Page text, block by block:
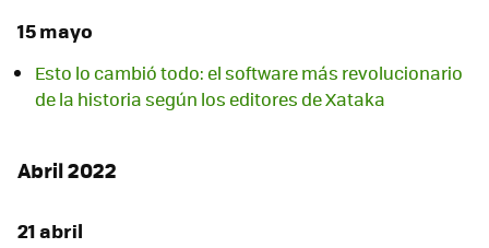
15 mayo
Esto lo cambió todo: el software más revolucionario
de la historia según los editores de Xataka
Abril 2022
21 abril